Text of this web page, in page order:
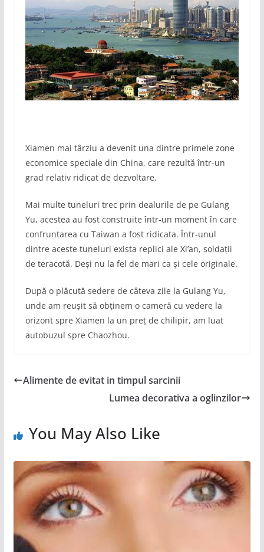
Xiamen mai târziu a devenit una dintre primele zone
economice speciale din China, care rezultă într-un
grad relativ ridicat de dezvoltare.
Mai multe tuneluri trec prin dealurile de pe Gulang
Yu, acestea au fost construite într-un moment în care
confruntarea cu Taiwan a fost ridicata. Într-unul
dintre aceste tuneluri exista replici ale Xi’an, soldații
de teracotă. Deși nu la fel de mari ca și cele originale.
După o plăcută sedere de câteva zile la Gulang Yu,
unde am reușit să obținem o cameră cu vedere la
orizont spre Xiamen la un preț de chilipir, am luat
autobuzul spre Chaozhou.
Alimente de evitat in timpul sarcinii
Lumea decorativa a oglinzilor
You May Also Like